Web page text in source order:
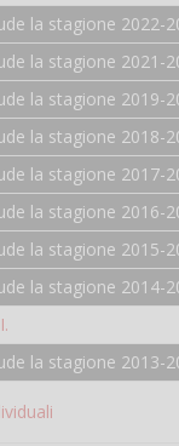
la stagione 2022-
la stagione 2021-
la stagione 2019-
la stagione 2018-
la stagione 2017-
la stagione 2016-
la stagione 2015-
la stagione 2014-
la stagione 2013-